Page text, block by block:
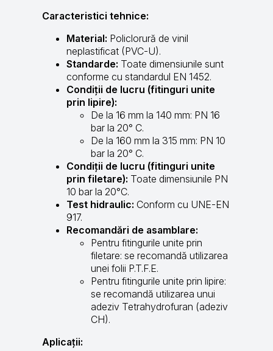
Caracteristici tehnice:
Material: Policlorură de vinil
neplastificat (PVC-U).
Standarde: Toate dimensiunile sunt
conforme cu standardul EN 1452.
Condiții de lucru (fitinguri unite
prin lipire):
De la 16 mm la 140 mm: PN 16
bar la 20° C.
De la 160 mm la 315 mm: PN 10
bar la 20° C.
Condiții de lucru (fitinguri unite
prin filetare): Toate dimensiunile PN
10 bar la 20°C.
Test hidraulic: Conform cu UNE-EN
917.
Recomandări de asamblare:
Pentru fitingurile unite prin
filetare: se recomandă utilizarea
unei folii P.T.F.E.
Pentru fitingurile unite prin lipire:
se recomandă utilizarea unui
adeziv Tetrahydrofuran (adeziv
CH).
Aplicații: